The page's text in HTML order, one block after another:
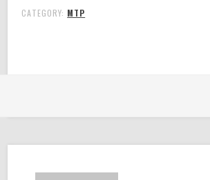
CATEGORY: MTP